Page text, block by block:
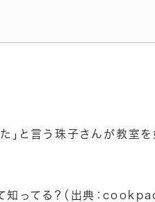
」と言う珠子さんが教室を
知ってる？ （出典：